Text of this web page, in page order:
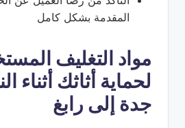
المقدمة بشكل كامل
مواد التغليف
لحماية أثاثك أثناء
جدة إلى رابغ